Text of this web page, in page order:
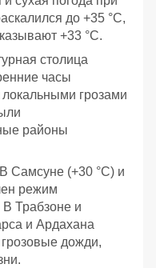
до +35 °C,
+33 °C.
столица
часы
грозами
районы
В Самсуне (+30 °C) и
режим
Трабзоне и
и Ардахана
дожди,